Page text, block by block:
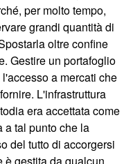
per molto tempo,
grandi quantità di
oltre confine
Gestire un portafoglio
a mercati che
L'infrastruttura
era accettata come
a tal punto che la
del tutto di accorgersi
è gestita da qualcun